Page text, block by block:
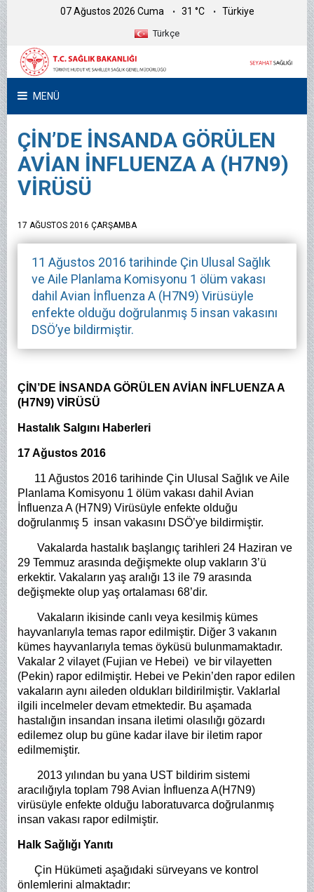
07 Ağustos 2026 Cuma 31 °C Türkiye
Türkçe
MENÜ
ÇİN’DE İNSANDA GÖRÜLEN
AVİAN İNFLUENZA A (H7N9)
VİRÜSÜ
17 AĞUSTOS 2016 ÇARŞAMBA
11 Ağustos 2016 tarihinde Çin Ulusal Sağlık
ve Aile Planlama Komisyonu 1 ölüm vakası
dahil Avian İnfluenza A (H7N9) Virüsüyle
enfekte olduğu doğrulanmış 5 insan vakasını
DSÖ’ye bildirmiştir.
ÇİN’DE İNSANDA GÖRÜLEN AVİAN İNFLUENZA A
(H7N9) VİRÜSÜ
Hastalık Salgını Haberleri
17 Ağustos 2016
11 Ağustos 2016 tarihinde Çin Ulusal Sağlık ve Aile
Planlama Komisyonu 1 ölüm vakası dahil Avian
İnfluenza A (H7N9) Virüsüyle enfekte olduğu
doğrulanmış 5 insan vakasını DSÖ’ye bildirmiştir.
Vakalarda hastalık başlangıç tarihleri 24 Haziran ve
29 Temmuz arasında değişmekte olup vakların 3’ü
erkektir. Vakaların yaş aralığı 13 ile 79 arasında
değişmekte olup yaş ortalaması 68’dir.
Vakaların ikisinde canlı veya kesilmiş kümes
hayvanlarıyla temas rapor edilmiştir. Diğer 3 vakanın
kümes hayvanlarıyla temas öyküsü bulunmamaktadır.
Vakalar 2 vilayet (Fujian ve Hebei) ve bir vilayetten
(Pekin) rapor edilmiştir. Hebei ve Pekin’den rapor edilen
vakaların aynı aileden oldukları bildirilmiştir. Vaklarlal
ilgili incelmeler devam etmektedir. Bu aşamada
hastalığın insandan insana iletimi olasılığı gözardı
edilemez olup bu güne kadar ilave bir iletim rapor
edilmemiştir.
2013 yılından bu yana UST bildirim sistemi
aracılığıyla toplam 798 Avian İnfluenza A(H7N9)
virüsüyle enfekte olduğu laboratuvarca doğrulanmış
insan vakası rapor edilmiştir.
Halk Sağlığı Yanıtı
Çin Hükümeti aşağıdaki sürveyans ve kontrol
önlemlerini almaktadır: